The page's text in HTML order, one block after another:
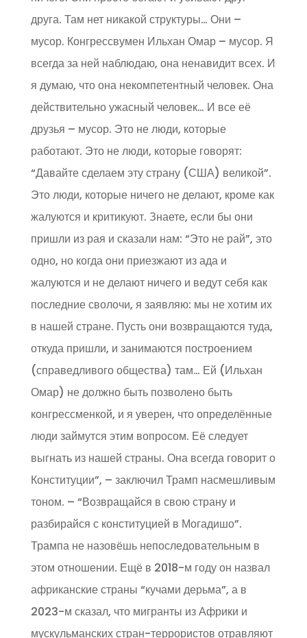
друга. Там нет никакой структуры… Они –
мусор. Конгрессвумен Ильхан Омар – мусор. Я
всегда за ней наблюдаю, она ненавидит всех. И
я думаю, что она некомпетентный человек. Она
действительно ужасный человек… И все её
друзья – мусор. Это не люди, которые
работают. Это не люди, которые говорят:
“Давайте сделаем эту страну (США) великой”.
Это люди, которые ничего не делают, кроме как
жалуются и критикуют. Знаете, если бы они
пришли из рая и сказали нам: “Это не рай”, это
одно, но когда они приезжают из ада и
жалуются и не делают ничего и ведут себя как
последние сволочи, я заявляю: мы не хотим их
в нашей стране. Пусть они возвращаются туда,
откуда пришли, и занимаются построением
(справедливого общества) там… Ей (Ильхан
Омар) не должно быть позволено быть
конгрессменкой, и я уверен, что определённые
люди займутся этим вопросом. Её следует
выгнать из нашей страны. Она всегда говорит о
Конституции”, – заключил Трамп насмешливым
тоном. – “Возвращайся в свою страну и
разбирайся с конституцией в Могадишо”.
Трампа не назовёшь непоследовательным в
этом отношении. Ещё в 2018-м году он назвал
африканские страны “кучами дерьма”, а в
2023-м сказал, что мигранты из Африки и
мускульманских стран-террористов отравляют